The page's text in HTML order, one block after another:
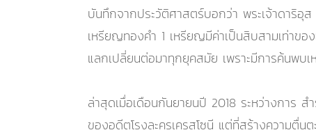
บันทึกจากประวัติศาสตร์บอกว่า พระเจ้าดาริอุ
เหรียญทองคำ 1 เหรียญมีค่าเป็นสิบสามเท่าขอ
แลกเปลี่ยนต่อมาทุกยุคสมัย เพราะมีการค้นพบ
ล่าสุดเมื่อเดือนกันยายนปี 2018 ระหว่างการ
ของอดีตโรงละครเครสโซนี แต่ที่สร้างความตื่